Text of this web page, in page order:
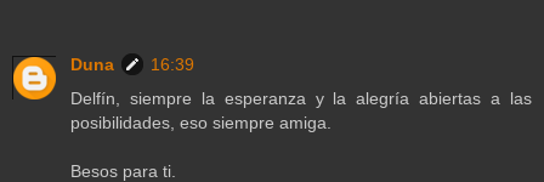
Duna
16:39
Delfín, siempre la esperanza y la alegría abiertas a las
posibilidades, eso siempre amiga.
Besos para ti.